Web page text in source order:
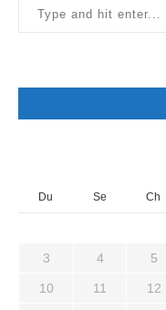
Du Se Ch
3 4 5
10 11 12